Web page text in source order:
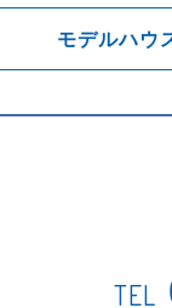
モデルハウ
TEL